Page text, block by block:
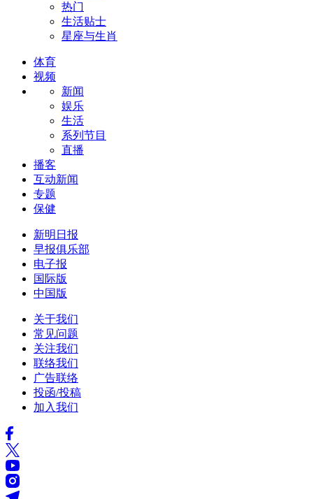
热门
生活贴士
星座与生肖
体育
视频
新闻
娱乐
生活
系列节目
直播
播客
互动新闻
专题
保健
新明日报
早报俱乐部
电子报
国际版
中国版
关于我们
常见问题
关注我们
联络我们
广告联络
投函/投稿
加入我们